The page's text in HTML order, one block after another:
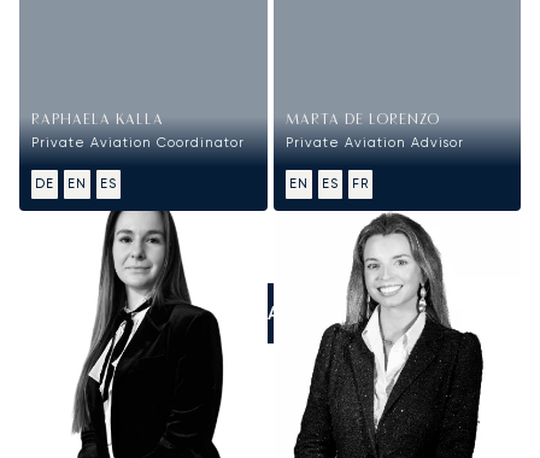
RAPHAELA KALLA
Private Aviation Coordinator
DE EN ES
MARTA DE LORENZO
Private Aviation Advisor
EN ES FR
LLÁMANOS